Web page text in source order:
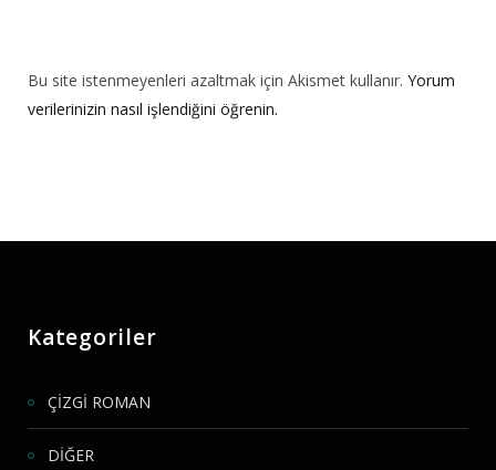
Bu site istenmeyenleri azaltmak için Akismet kullanır. Yorum
verilerinizin nasıl işlendiğini öğrenin.
Kategoriler
ÇİZGİ ROMAN
DİĞER